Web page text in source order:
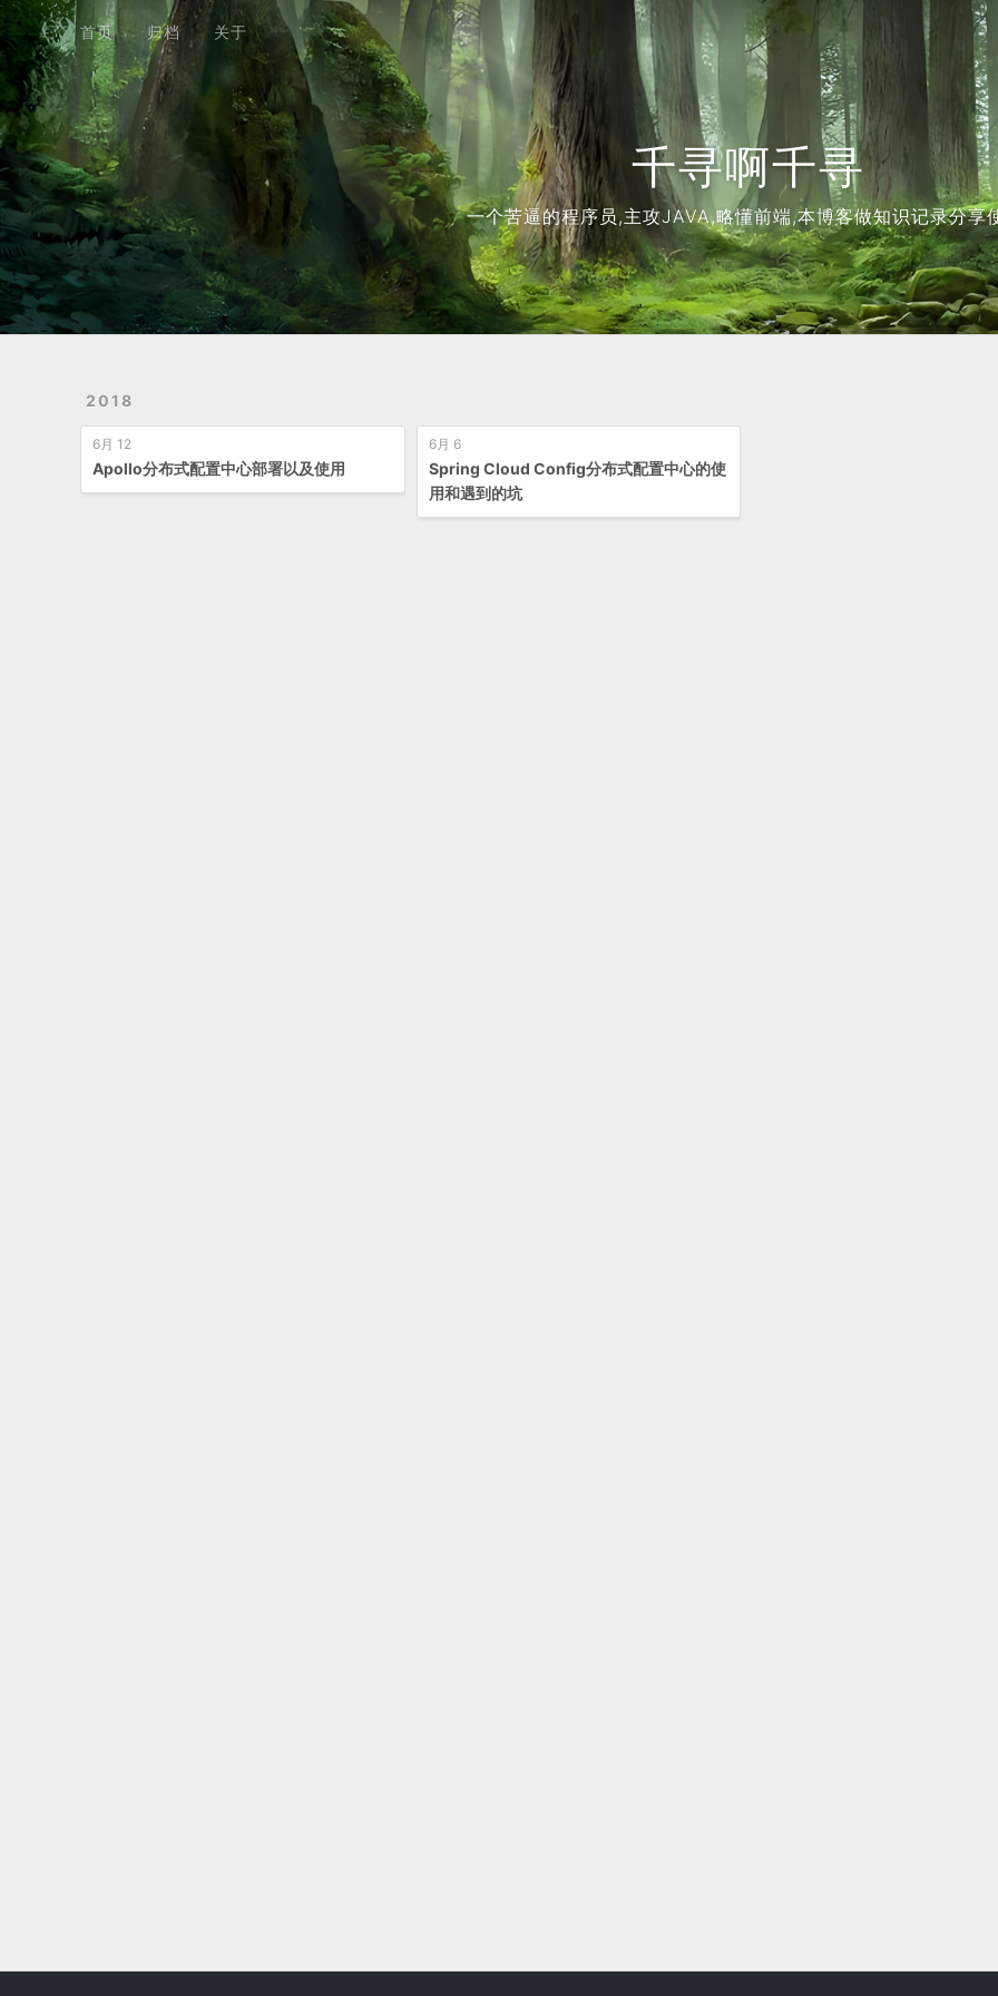
千寻啊千寻
一个苦逼的程序员,主攻JAVA,略懂前端,本博客做知识记录分享
首页 归档 关于
2018
6月 12
Apollo分布式配置中心部署以及使用
6月 6
Spring Cloud Config分布式配置中心的使
用和遇到的坑
首页 归档 关于